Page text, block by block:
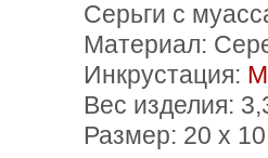
Серьги с
Материал:
Инкрустация:
Вес изделия:
Размер: 20 х